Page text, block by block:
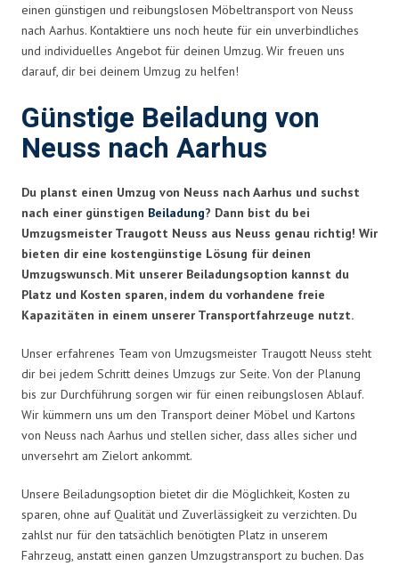
einen günstigen und reibungslosen Möbeltransport von Neuss
nach Aarhus. Kontaktiere uns noch heute für ein unverbindliches
und individuelles Angebot für deinen Umzug. Wir freuen uns
darauf, dir bei deinem Umzug zu helfen!
Günstige Beiladung von
Neuss nach Aarhus
Du planst einen Umzug von Neuss nach Aarhus und suchst
nach einer günstigen Beiladung? Dann bist du bei
Umzugsmeister Traugott Neuss aus Neuss genau richtig! Wir
bieten dir eine kostengünstige Lösung für deinen
Umzugswunsch. Mit unserer Beiladungsoption kannst du
Platz und Kosten sparen, indem du vorhandene freie
Kapazitäten in einem unserer Transportfahrzeuge nutzt.
Unser erfahrenes Team von Umzugsmeister Traugott Neuss steht
dir bei jedem Schritt deines Umzugs zur Seite. Von der Planung
bis zur Durchführung sorgen wir für einen reibungslosen Ablauf.
Wir kümmern uns um den Transport deiner Möbel und Kartons
von Neuss nach Aarhus und stellen sicher, dass alles sicher und
unversehrt am Zielort ankommt.
Unsere Beiladungsoption bietet dir die Möglichkeit, Kosten zu
sparen, ohne auf Qualität und Zuverlässigkeit zu verzichten. Du
zahlst nur für den tatsächlich benötigten Platz in unserem
Fahrzeug, anstatt einen ganzen Umzugstransport zu buchen. Das